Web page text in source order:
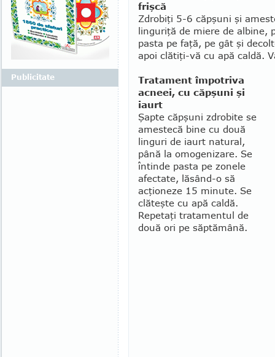
frişcă
Zdro­biţi 5-6 căpşuni şi
linguriţă de mie­­re de albine,
pasta pe faţă, pe gât şi
apoi clătiţi-vă cu apă cal­dă.
Tratament împotriva
acneei, cu căpşuni şi
iaurt
Şapte căpşuni zdrobite se
ames­tecă bine cu două
linguri de iaurt natural,
până la omogenizare. Se
în­tin­de pasta pe zonele
afectate, lă­sând-o să
acţioneze 15 minute. Se
clă­­teşte cu apă caldă.
Repetaţi trata­mentul de
două ori pe săptămână.
Publicitate